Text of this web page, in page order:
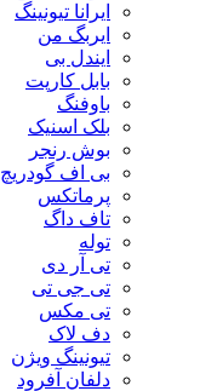
ایرانا تیونینگ
ایربگ من
ایندل بی
بابل کارپت
باوفنگ
بلک اسنیک
بوش رنجر
بی اف گودریچ
پرماتکس
تاف داگ
توله
تی آر دی
تی جی تی
تی مکس
دف لاک
تیونینگ ویژن
دلفان آفرود